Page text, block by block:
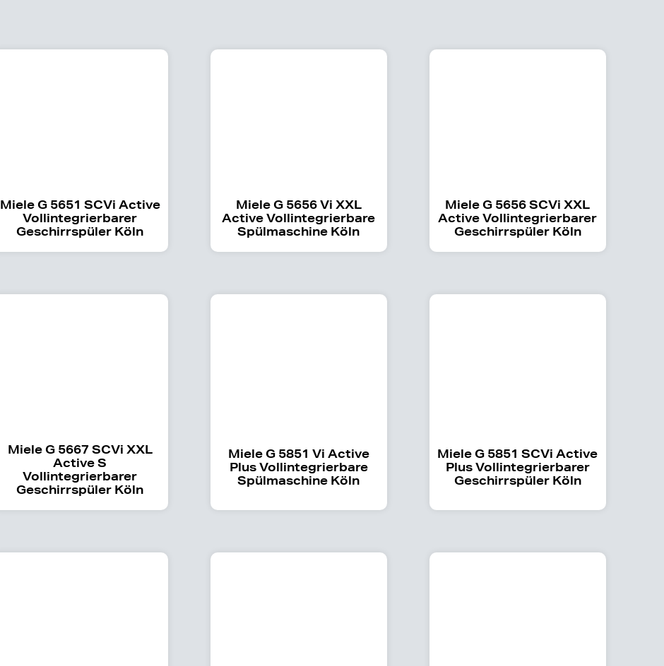
Miele G 5651 SCVi Active
Vollintegrierbarer
Geschirrspüler Köln
Miele G 5656 Vi XXL
Active Vollintegrierbare
Spülmaschine Köln
Miele G 5656 SCVi XXL
Active Vollintegrierbarer
Geschirrspüler Köln
Miele G 5667 SCVi XXL
Active S
Vollintegrierbarer
Geschirrspüler Köln
Miele G 5851 Vi Active
Plus Vollintegrierbare
Spülmaschine Köln
Miele G 5851 SCVi Active
Plus Vollintegrierbarer
Geschirrspüler Köln